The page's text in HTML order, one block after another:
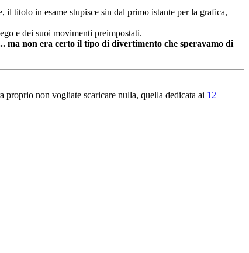
titolo in esame stupisce sin dal primo istante per la grafica,
e dei suoi movimenti preimpostati.
ma non era certo il tipo di divertimento che speravamo di
proprio non vogliate scaricare nulla, quella dedicata ai 12